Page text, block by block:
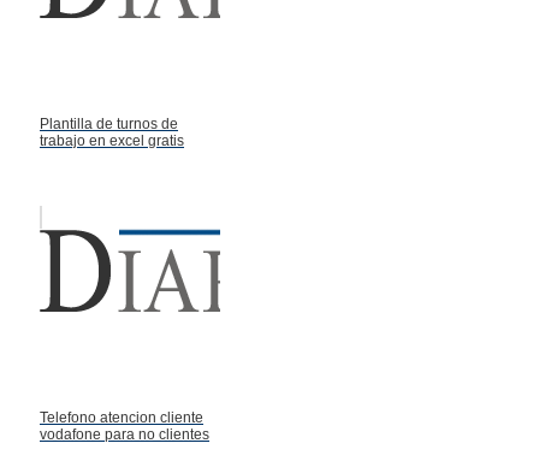
Plantilla de turnos de
trabajo en excel gratis
Telefono atencion cliente
vodafone para no clientes